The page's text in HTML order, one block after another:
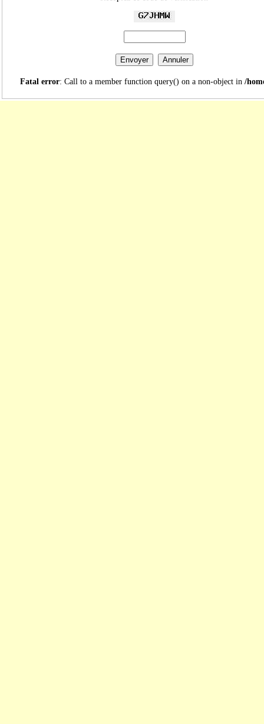
Fatal error: Call to a member function query() on a non-object in /